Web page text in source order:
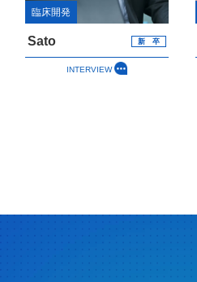
臨床開発
Sato 新 卒
INTERVIEW